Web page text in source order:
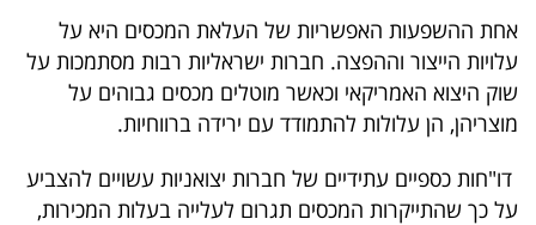
5
המילון
הכלכלי
פודקאסט
אחת ההשפעות האפשריות של העלאת המכסים היא על
עלויות הייצור וההפצה. חברות ישראליות רבות מסתמכות על
שוק היצוא האמריקאי וכאשר מוטלים מכסים גבוהים על
מוצריהן, הן עלולות להתמודד עם ירידה ברווחיות.
דו"חות כספיים עתידיים של חברות יצואניות עשויים להצביע
על כך שהתייקרות המכסים תגרום לעלייה בעלות המכירות,